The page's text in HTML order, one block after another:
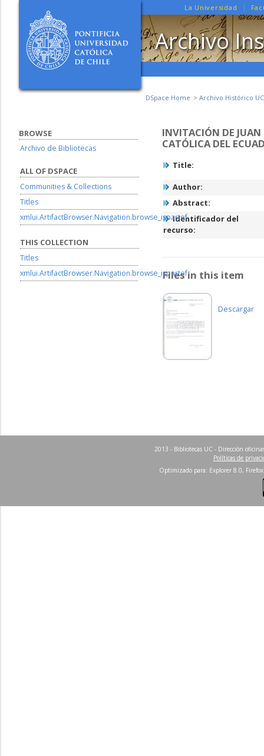
La Universidad
Archivo
DSpace Home Archivo Histórico UC
INVITACIÓN DE JUAN
CATÓLICA DEL
Title:
Author:
Abstract:
Identificador del
recurso:
Files in this item
Descargar
BROWSE
Archivo de Bibliotecas
ALL OF DSPACE
Communities & Collections
Titles
xmlui.ArtifactBrowser.Navigation.browse_ispartof
THIS COLLECTION
Titles
xmlui.ArtifactBrowser.Navigation.browse_ispartof
2013 - Bibliotecas UC - Dirección
Políticas de
Optimizado para: Explorer 8.0,